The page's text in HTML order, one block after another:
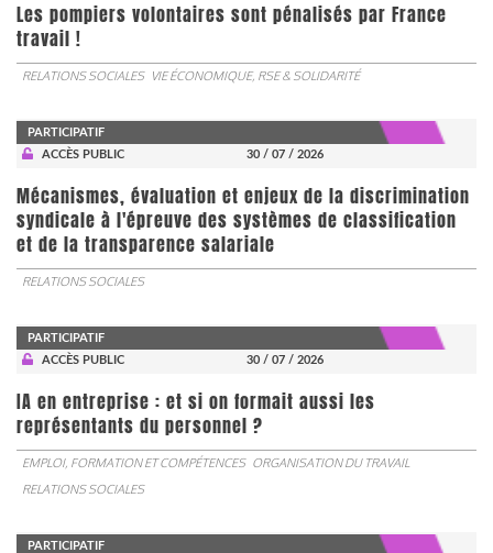
Les pompiers volontaires sont pénalisés par France
travail !
RELATIONS SOCIALES VIE ÉCONOMIQUE, RSE & SOLIDARITÉ
PARTICIPATIF
ACCÈS PUBLIC
30 / 07 / 2026
Mécanismes, évaluation et enjeux de la discrimination
syndicale à l'épreuve des systèmes de classification
et de la transparence salariale
RELATIONS SOCIALES
PARTICIPATIF
ACCÈS PUBLIC
30 / 07 / 2026
IA en entreprise : et si on formait aussi les
représentants du personnel ?
EMPLOI, FORMATION ET COMPÉTENCES ORGANISATION DU TRAVAIL
RELATIONS SOCIALES
PARTICIPATIF